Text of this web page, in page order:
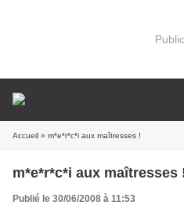
Accueil » m*e*r*c*i aux maîtresses !
m*e*r*c*i aux maîtresses
Publié le 30/06/2008 à 11:53